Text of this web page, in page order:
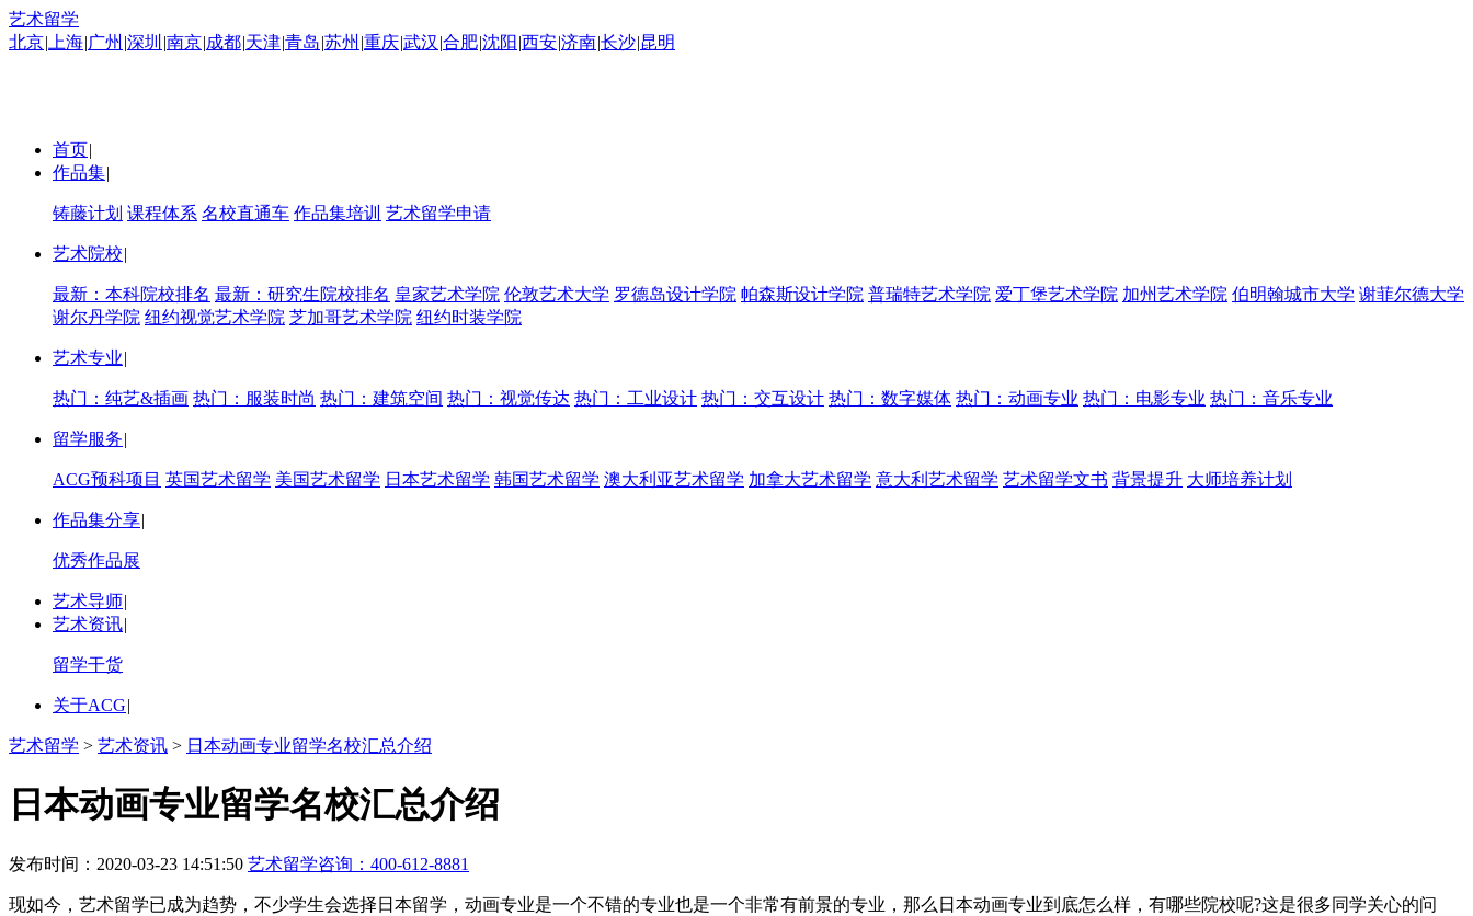
艺术留学
北京| 上海|广州 |深圳 |南京|成都|天津|青岛|苏州 |重庆|武汉 |合肥|沈阳 |西安|济南|长沙|昆明
首页|
作品集|
铸藤计划 课程体系 名校直通车 作品集培训 艺术留学申请
艺术院校|
最新：本科院校排名 最新：研究生院校排名 皇家艺术学院 伦敦艺术大学 罗德岛设计学院 帕森斯设计学院 普瑞特艺术学院 爱丁堡艺术学院 加州艺术学院 伯明翰城市大学 谢菲尔德大学
谢尔丹学院 纽约视觉艺术学院 芝加哥艺术学院 纽约时装学院
艺术专业|
热门：纯艺&插画 热门：服装时尚 热门：建筑空间 热门：视觉传达 热门：工业设计 热门：交互设计 热门：数字媒体 热门：动画专业 热门：电影专业 热门：音乐专业
留学服务|
ACG预科项目 英国艺术留学 美国艺术留学 日本艺术留学 韩国艺术留学 澳大利亚艺术留学 加拿大艺术留学 意大利艺术留学 艺术留学文书 背景提升 大师培养计划
作品集分享|
优秀作品展
艺术导师|
艺术资讯|
留学干货
关于ACG|
艺术留学 > 艺术资讯 > 日本动画专业留学名校汇总介绍
日本动画专业留学名校汇总介绍
发布时间：2020-03-23 14:51:50 艺术留学咨询： 400-612-8881
现如今，艺术留学已成为趋势，不少学生会选择日本留学，动画专业是一个不错的专业也是一个非常有前景的专业，那么日本动画专业到底怎么样，有哪些院校呢?这是很多同学关心的问